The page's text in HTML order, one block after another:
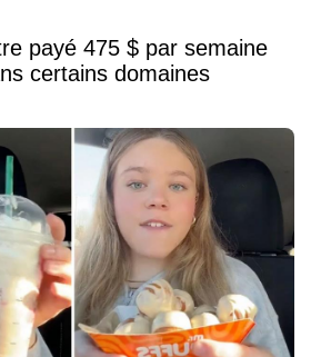
payé 475 $ par semaine
certains domaines